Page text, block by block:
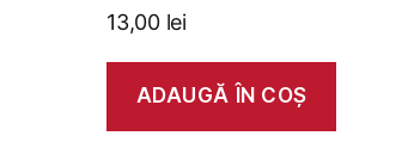
13,00 lei
ADAUGĂ ÎN COȘ